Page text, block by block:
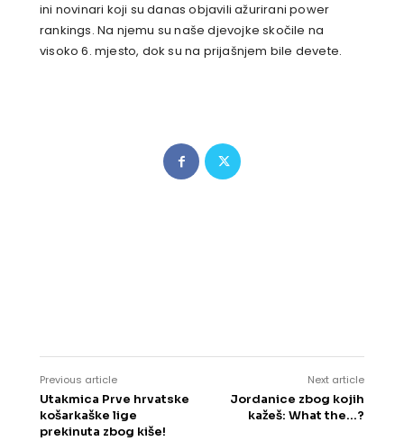
ini novinari koji su danas objavili ažurirani power
rankings. Na njemu su naše djevojke skočile na
visoko 6. mjesto, dok su na prijašnjem bile devete.
Previous article
Utakmica Prve hrvatske
košarkaške lige
prekinuta zbog kiše!
Next article
Jordanice zbog kojih
kažeš: What the…?